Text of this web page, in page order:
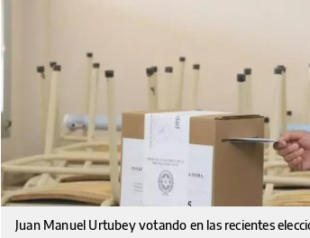
Juan Manuel Urtubey votando en las recientes